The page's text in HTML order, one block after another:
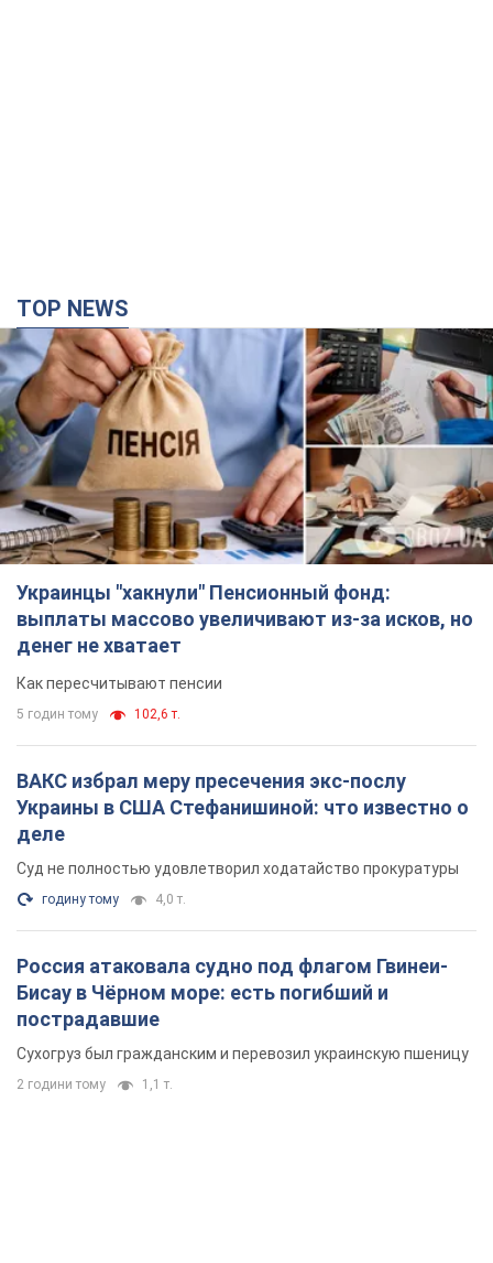
TOP NEWS
Украинцы "хакнули" Пенсионный фонд:
выплаты массово увеличивают из-за исков, но
денег не хватает
Как пересчитывают пенсии
5 годин тому 102,6 т.
ВАКС избрал меру пресечения экс-послу
Украины в США Стефанишиной: что известно о
деле
Суд не полностью удовлетворил ходатайство прокуратуры
годину тому 4,0 т.
Россия атаковала судно под флагом Гвинеи-
Бисау в Чёрном море: есть погибший и
пострадавшие
Сухогруз был гражданским и перевозил украинскую пшеницу
2 години тому 1,1 т.